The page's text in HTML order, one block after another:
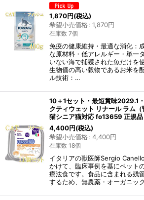
1,870円(税込)
希望小売価格: 1,870円
在庫数 7個
免疫の健康維持・最適な消化：
な原材料・低アレルギー・単一
いない海で捕獲された魚だけを
生物価の高い穀物であるお米を
ル技術：…
10＋1セット・最短賞味2029.1
クティウェット リナール ラム
猫シニア猫対応 fo13659 正規品
4,400円(税込)
希望小売価格: 4,400円
在庫数 18個
イタリアの獣医師Sergio
かけて、臨床事例を基にペット
療法食です。食品に含まれる残
するため、無農薬・オーガニッ